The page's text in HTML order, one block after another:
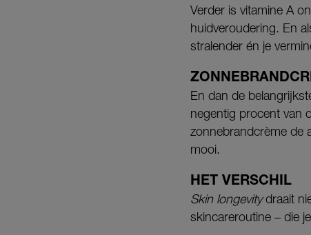
Verder is vitamine A
huidveroudering. En
stralender én je
En dan de
negentig procent van
zonnebrandcrème de
mooi.
HET VERSCHIL
Skin longevitydraait
skincareroutine – die